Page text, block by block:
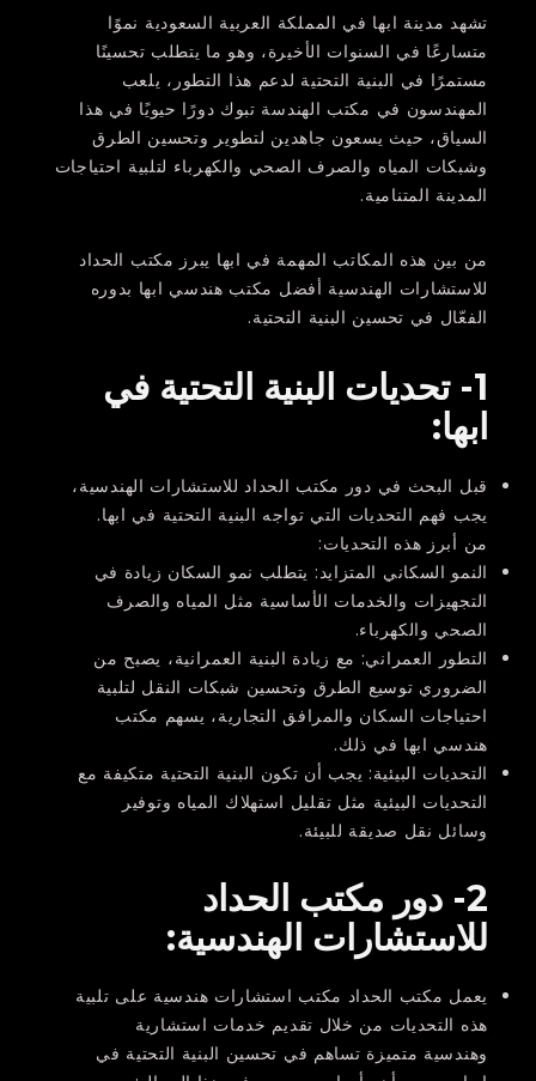
تشهد مدينة ابها في المملكة العربية السعودية نموًا
متسارعًا في السنوات الأخيرة، وهو ما يتطلب تحسينًا
مستمرًا في البنية التحتية لدعم هذا التطور، يلعب
المهندسون في مكتب الهندسة تبوك دورًا حيويًا في هذا
السياق، حيث يسعون جاهدين لتطوير وتحسين الطرق
وشبكات المياه والصرف الصحي والكهرباء لتلبية احتياجات
المدينة المتنامية.
من بين هذه المكاتب المهمة في ابها يبرز مكتب الحداد
للاستشارات الهندسية أفضل مكتب هندسي ابها بدوره
الفعّال في تحسين البنية التحتية.
1- تحديات البنية التحتية في
ابها:
قبل البحث في دور مكتب الحداد للاستشارات الهندسية،
يجب فهم التحديات التي تواجه البنية التحتية في ابها.
من أبرز هذه التحديات:
النمو السكاني المتزايد: يتطلب نمو السكان زيادة في
التجهيزات والخدمات الأساسية مثل المياه والصرف
الصحي والكهرباء.
التطور العمراني: مع زيادة البنية العمرانية، يصبح من
الضروري توسيع الطرق وتحسين شبكات النقل لتلبية
احتياجات السكان والمرافق التجارية، يسهم مكتب
هندسي ابها في ذلك.
التحديات البيئية: يجب أن تكون البنية التحتية متكيفة مع
التحديات البيئية مثل تقليل استهلاك المياه وتوفير
وسائل نقل صديقة للبيئة.
2- دور مكتب الحداد
للاستشارات الهندسية:
يعمل مكتب الحداد مكتب استشارات هندسية على تلبية
هذه التحديات من خلال تقديم خدمات استشارية
وهندسية متميزة تساهم في تحسين البنية التحتية في